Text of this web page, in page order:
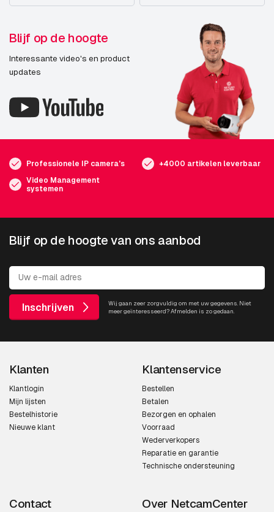
Blijf op de hoogte
Interessante video's en product
updates
Professionele IP camera's
+4000 artikelen leverbaar
Video Management
systemen
Blijf op de hoogte van ons aanbod
Inschrijven
Wij gaan zeer zorgvuldig om met uw gegevens. Niet
meer geïnteresseerd? Afmelden is zo gedaan.
Klanten
Klantlogin
Mijn lijsten
Bestelhistorie
Nieuwe klant
Klantenservice
Bestellen
Betalen
Bezorgen en ophalen
Voorraad
Wederverkopers
Reparatie en garantie
Technische ondersteuning
Contact Over NetcamCenter